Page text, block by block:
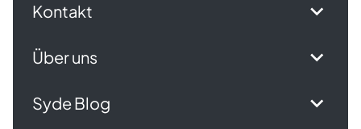
Kontakt
Über uns
Syde Blog